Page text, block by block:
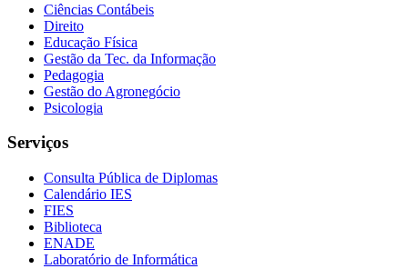
Ciências Contábeis
Direito
Educação Física
Gestão da Tec. da Informação
Pedagogia
Gestão do Agronegócio
Psicologia
Serviços
Consulta Pública de Diplomas
Calendário IES
FIES
Biblioteca
ENADE
Laboratório de Informática